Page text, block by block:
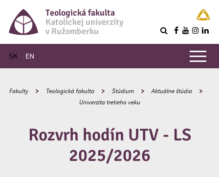
Teologická fakulta
Katolíckej univerzity
v Ružomberku
SK EN
Hlavné menu
Fakulty Teologická fakulta Štúdium
Aktuálne štúdia
Univerzita tretieho veku
Rozvrh hodín UTV - LS
2025/2026